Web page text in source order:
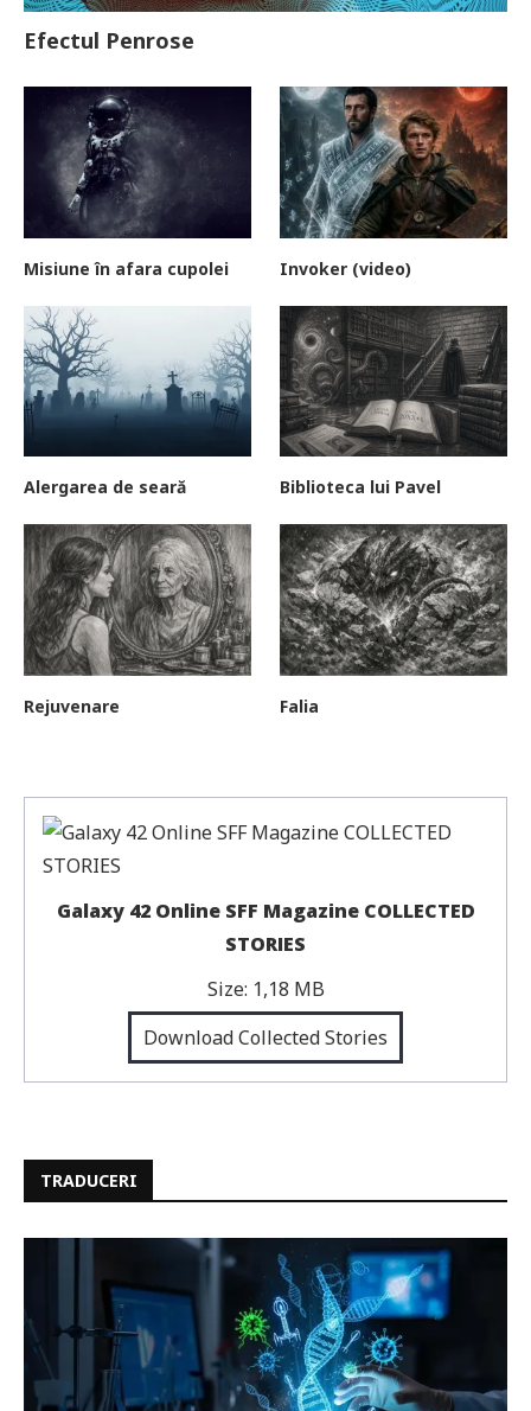
Efectul Penrose
Misiune în afara cupolei Invoker (video)
Alergarea de seară Biblioteca lui Pavel
Rejuvenare Falia
Galaxy 42 Online SFF Magazine COLLECTED
STORIES
Size: 1,18 MB
Download Collected Stories
TRADUCERI